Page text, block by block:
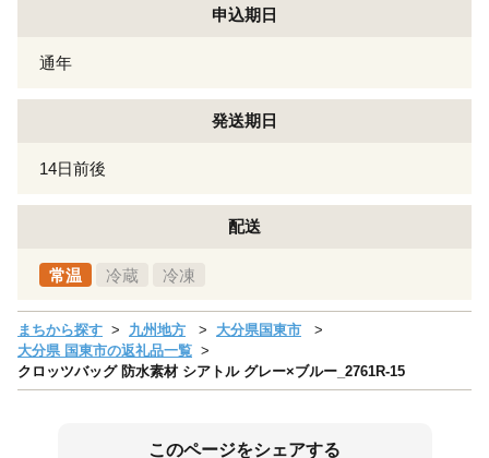
申込期日
通年
発送期日
14日前後
配送
常温 冷蔵 冷凍
まちから探す 九州地方
大分県国東市
大分県 国東市の返礼品一覧
クロッツバッグ 防水素材 シアトル グレー×ブルー_2761R-15
このページをシェアする